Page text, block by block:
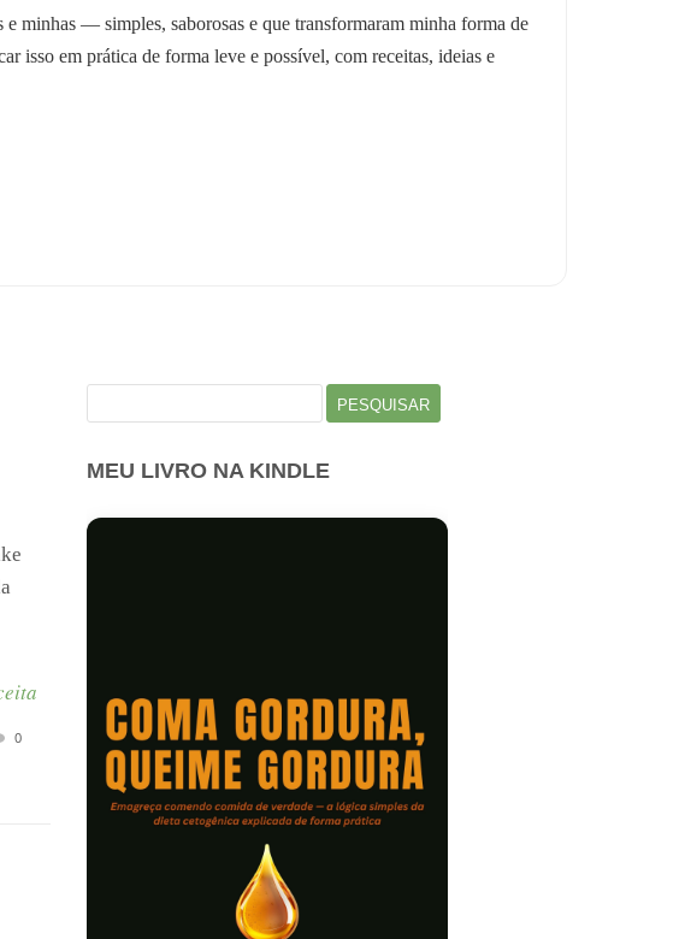
e minhas — simples, saborosas e que transformaram minha forma de
isso em prática de forma leve e possível, com receitas, ideias e
0
por:
MEU LIVRO NA KINDLE